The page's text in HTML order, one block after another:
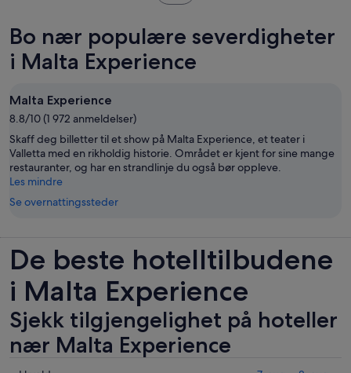
ny
Bo nær populære severdigheter
i Malta Experience
Malta Experience
8.8/10 (1 972 anmeldelser)
Skaff deg billetter til et show på Malta Experience, et teater i
Valletta med en rikholdig historie. Området er kjent for sine mange
restauranter, og har en strandlinje du også bør oppleve.
Les mindre
Se overnattingssteder
De beste hotelltilbudene
i Malta Experience
Sjekk tilgjengelighet på hoteller
nær Malta Experience